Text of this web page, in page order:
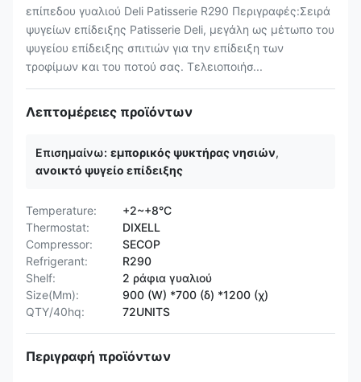
επίπεδου γυαλιού Deli Patisserie R290 Περιγραφές:Σειρά
ψυγείων επίδειξης Patisserie Deli, μεγάλη ως μέτωπο του
ψυγείου επίδειξης σπιτιών για την επίδειξη των
τροφίμων και του ποτού σας. Τελειοποιήσ...
Λεπτομέρειες προϊόντων
Επισημαίνω: εμπορικός ψυκτήρας νησιών,
ανοικτό ψυγείο επίδειξης
Temperature:
+2~+8°C
Thermostat:
DIXELL
Compressor:
SECOP
Refrigerant:
R290
Shelf:
2 ράφια γυαλιού
Size(Mm):
900 (W) *700 (δ) *1200 (χ)
QTY/40hq:
72UNITS
Περιγραφή προϊόντων